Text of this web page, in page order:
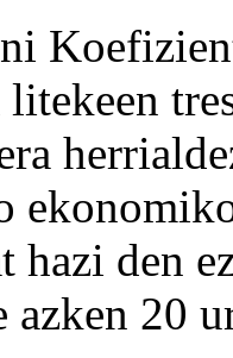
litekeen
hazi den
azken 20